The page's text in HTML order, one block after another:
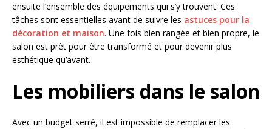
ensuite l’ensemble des équipements qui s’y trouvent. Ces
tâches sont essentielles avant de suivre les astuces pour la
décoration et maison. Une fois bien rangée et bien propre, le
salon est prêt pour être transformé et pour devenir plus
esthétique qu’avant.
Les mobiliers dans le salon
Avec un budget serré, il est impossible de remplacer les